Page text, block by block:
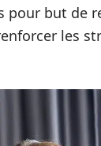
pour but de
les